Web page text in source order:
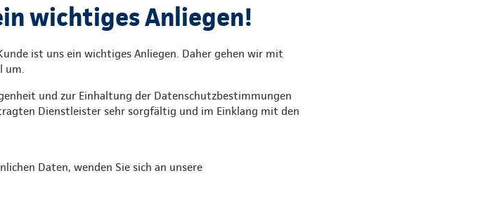
wichtiges Anliegen!
ist uns ein wichtiges Anliegen. Daher gehen wir mit
und zur Einhaltung der Datenschutzbestimmungen
Dienstleister sehr sorgfältig und im Einklang mit den
Daten, wenden Sie sich an unsere